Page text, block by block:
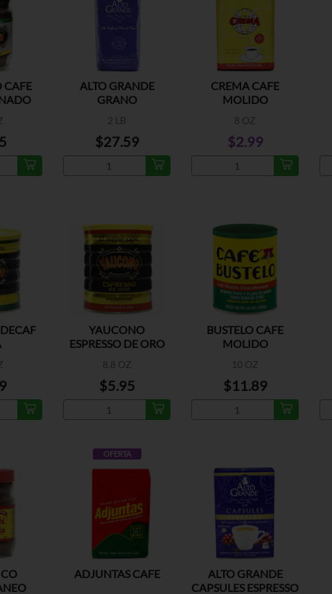
CAFE
ALTO GRANDE
GRANO
2 LB
$27.59
CREMA CAFE
MOLIDO
8 OZ
$2.99
YAUCONO
ESPRESSO DE ORO
8.8 OZ
$5.95
BUSTELO CAFE
MOLIDO
LATA
10 OZ
$11.89
OFERTA
ADJUNTAS CAFE
ALTO GRANDE
CAPSULES ESPRESSO